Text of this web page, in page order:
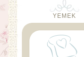
YEMEK